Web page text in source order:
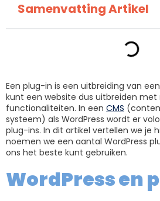
Samenvatting Artikel
Een plug-in is een uitbreiding van
kunt een website dus uitbreiden met
functionaliteiten. In een CMS
systeem) als WordPress wordt er
plug-ins. In dit artikel vertellen we je
noemen we een aantal WordPress
ons het beste kunt gebruiken.
WordPress en